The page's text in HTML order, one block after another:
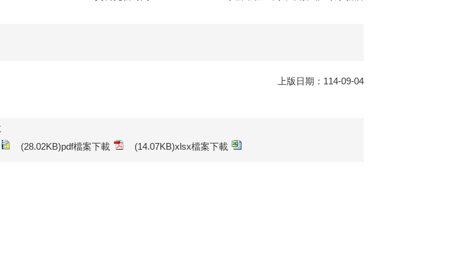
上版日期：114-09-04
(28.02KB)pdf檔案下載 (14.07KB)xlsx檔案下載